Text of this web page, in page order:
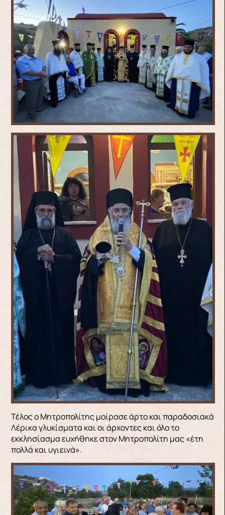
Τέλος ο Μητροπολίτης μοίρασε άρτο και παραδοσιακά
Λέρικα γλυκίσματα και οι άρχοντες και όλο το
εκκλησίασμα ευχήθηκε στον Μητροπολίτη μας «έτη
πολλά και υγιεινά».